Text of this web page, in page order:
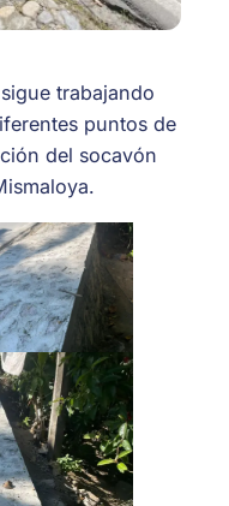
trabajando
puntos de
del socavón